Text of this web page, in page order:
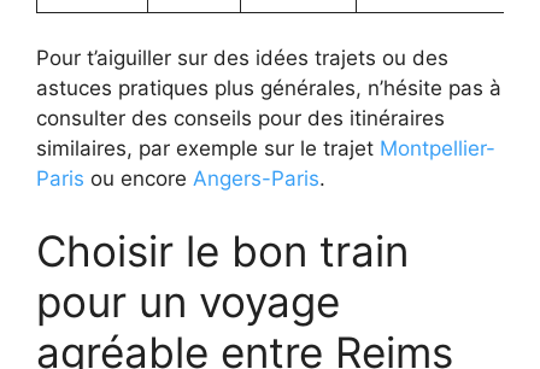
Pour t’aiguiller sur des idées trajets ou des
astuces pratiques plus générales, n’hésite pas à
consulter des conseils pour des itinéraires
similaires, par exemple sur le trajet Montpellier-
Paris ou encore Angers-Paris.
Choisir le bon train
pour un voyage
agréable entre Reims